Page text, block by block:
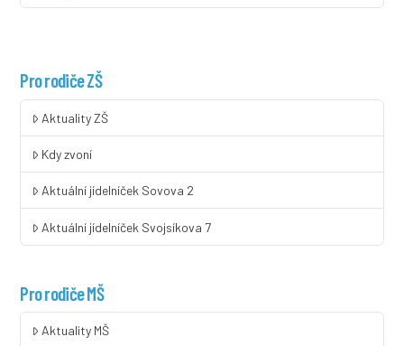
Pro rodiče ZŠ
Aktuality ZŠ
Kdy zvoní
Aktuální jídelníček Sovova 2
Aktuální jídelníček Svojsíkova 7
Pro rodiče MŠ
Aktuality MŠ